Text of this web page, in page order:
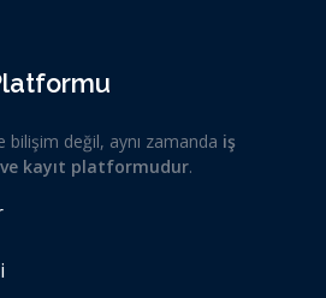
değil, aynı zamanda iş
kayıt platformudur.